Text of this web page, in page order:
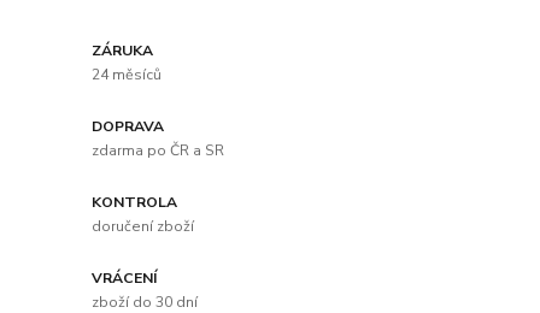
ZÁRUKA
24 měsíců
DOPRAVA
zdarma po ČR a SR
KONTROLA
doručení zboží
VRÁCENÍ
zboží do 30 dní